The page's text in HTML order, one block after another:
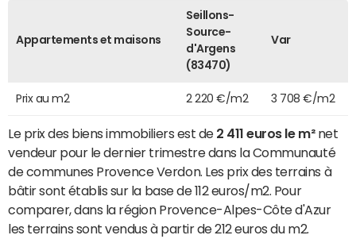
Appartements et maisons
Seillons-
Source-
d'Argens
(83470)
Var
Prix au m2 2 220 €/m2 3 708 €/m2
Le prix des biens immobiliers est de 2 411 euros le m²net
vendeur pour le dernier trimestre dans la Communauté
de communes Provence Verdon. Les prix des terrains à
bâtir sont établis sur la base de 112 euros/m2. Pour
comparer, dans la région Provence-Alpes-Côte d'Azur
les terrains sont vendus à partir de 212 euros du m2.